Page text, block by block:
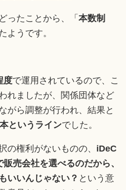
ったことから、「 本数制
ようです。
度で運用されているので、こ
れましたが、関係団体など
がら調整が行われ、結果と
というラインでした。
の権利がないものの、 iDeC
売会社を選べるのだから、
いいんじゃない？ という意